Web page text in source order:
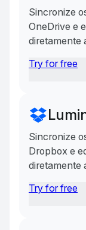
Sincronize
OneDrive e
diretamente
Try for free
Sincronize
Dropbox e
diretamente
Try for free